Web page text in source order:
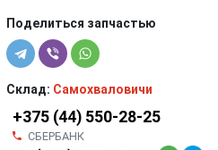
Поделиться запчастью
Склад: Самохваловичи
+375 (44) 550-28-25
СБЕРБАНК